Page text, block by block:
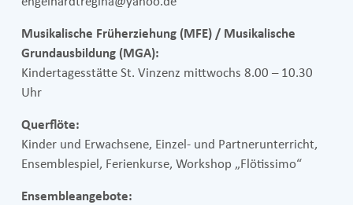
Musikalische Früherziehung (MFE) / Musikalische
Grundausbildung (MGA):
Kindertagesstätte St. Vinzenz mittwochs 8.00 – 10.30
Uhr
Querflöte:
Kinder und Erwachsene, Einzel- und Partnerunterricht,
Ensemblespiel, Ferienkurse, Workshop „Flötissimo“
Ensembleangebote: